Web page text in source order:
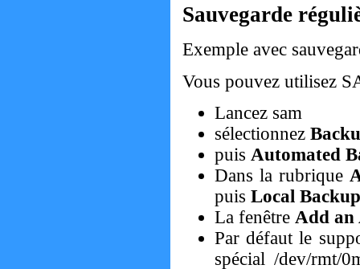
Sauvegarde
Exemple avec
Vous pouvez utilisez
Lancez sam
sélectionnez
puis Automated
Dans la rubrique
puis Local
La fenêtre Add an
Par défaut le
spécial /dev/rmt/